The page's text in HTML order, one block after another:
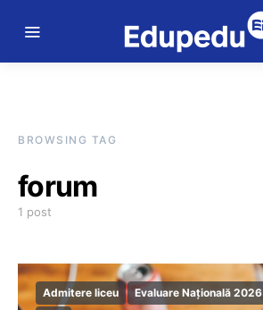
BROWSING TAG
forum
1 post
Admitere liceu Evaluare Națională 2026